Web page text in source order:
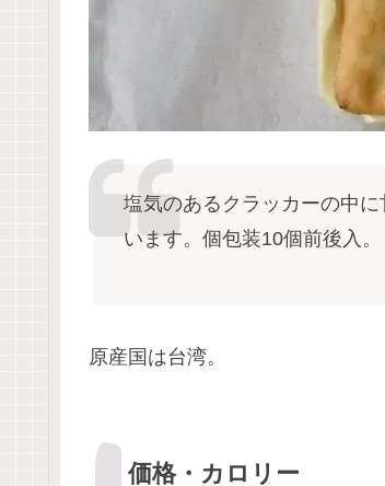
塩気のあるクラッカーの中
います。個包装10個前後入
原産国は台湾。
価格・カロリー